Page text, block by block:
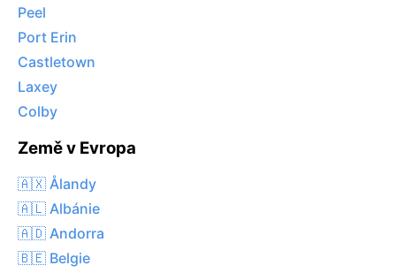
Peel
Port Erin
Castletown
Laxey
Colby
Země v Evropa
🇦🇽 Ålandy
🇦🇱 Albánie
🇦🇩 Andorra
🇧🇪 Belgie